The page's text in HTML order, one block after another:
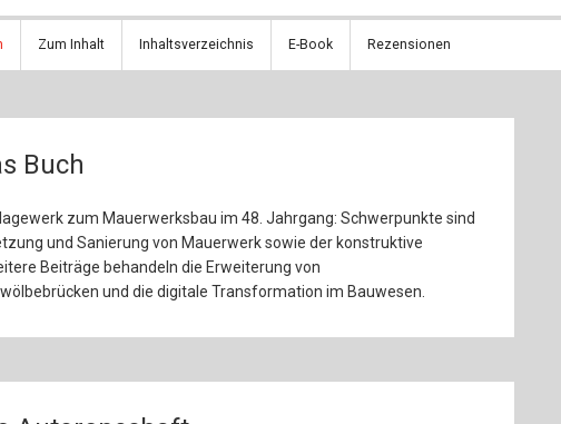
Zum Inhalt Inhaltsverzeichnis E-Book Rezensionen
Buch
zum Mauerwerksbau im 48. Jahrgang: Schwerpunkte sind
und Sanierung von Mauerwerk sowie der konstruktive
Beiträge behandeln die Erweiterung von
und die digitale Transformation im Bauwesen.